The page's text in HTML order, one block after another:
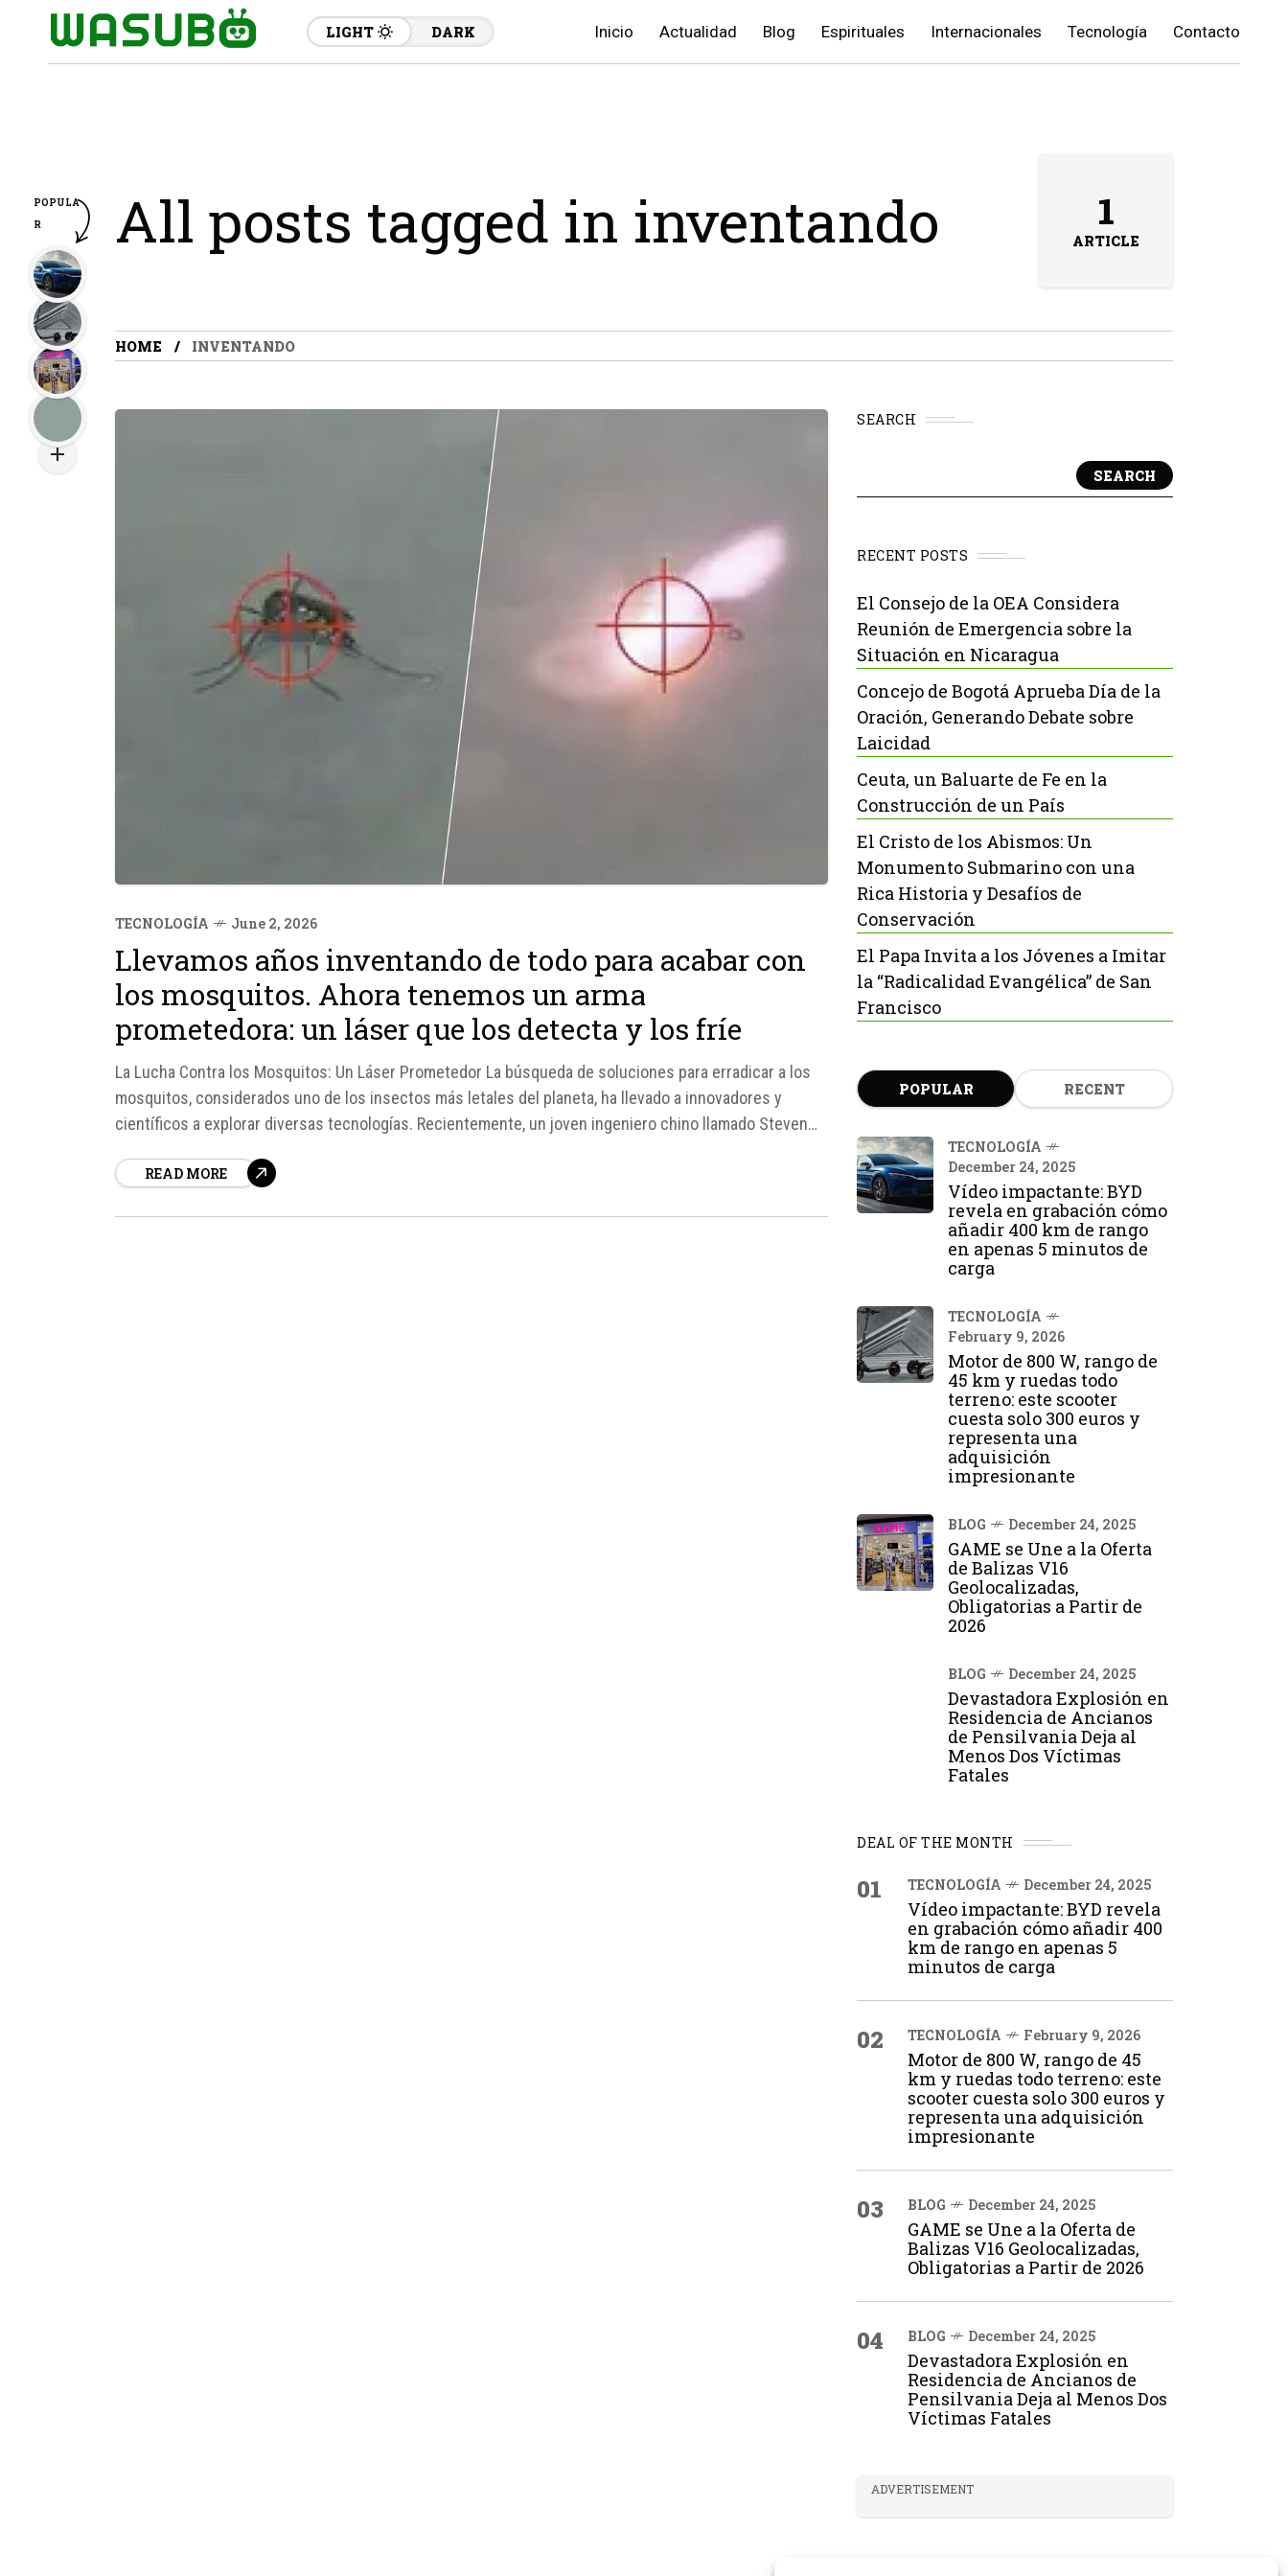
LIGHT DARK Inicio Actualidad Blog Espirituales Internacionales Tecnología Contacto
All posts tagged in inventando 1
ARTICLE
HOME INVENTANDO
TECNOLOGÍA June 2, 2026
Llevamos años inventando de todo para acabar con
los mosquitos. Ahora tenemos un arma
prometedora: un láser que los detecta y los fríe
La Lucha Contra los Mosquitos: Un Láser Prometedor La búsqueda de soluciones para erradicar a los
mosquitos, considerados uno de los insectos más letales del planeta, ha llevado a innovadores y
científicos a explorar diversas tecnologías. Recientemente, un joven ingeniero chino llamado Steven
READ MORE
SEARCH
SEARCH
RECENT POSTS
El Consejo de la OEA Considera
Reunión de Emergencia sobre la
Situación en Nicaragua
Concejo de Bogotá Aprueba Día de la
Oración, Generando Debate sobre
Laicidad
Ceuta, un Baluarte de Fe en la
Construcción de un País
El Cristo de los Abismos: Un
Monumento Submarino con una
Rica Historia y Desafíos de
Conservación
El Papa Invita a los Jóvenes a Imitar
la “Radicalidad Evangélica” de San
Francisco
POPULAR RECENT
TECNOLOGÍA
December 24, 2025
Vídeo impactante: BYD
revela en grabación cómo
añadir 400 km de rango
en apenas 5 minutos de
carga
TECNOLOGÍA
February 9, 2026
Motor de 800 W, rango de
45 km y ruedas todo
terreno: este scooter
cuesta solo 300 euros y
representa una
adquisición
impresionante
BLOG December 24, 2025
GAME se Une a la Oferta
de Balizas V16
Geolocalizadas,
Obligatorias a Partir de
2026
BLOG December 24, 2025
Devastadora Explosión en
Residencia de Ancianos
de Pensilvania Deja al
Menos Dos Víctimas
Fatales
DEAL OF THE MONTH
01 TECNOLOGÍA December 24, 2025
Vídeo impactante: BYD revela
en grabación cómo añadir 400
km de rango en apenas 5
minutos de carga
02 TECNOLOGÍA February 9, 2026
Motor de 800 W, rango de 45
km y ruedas todo terreno: este
scooter cuesta solo 300 euros y
representa una adquisición
impresionante
03 BLOG December 24, 2025
GAME se Une a la Oferta de
Balizas V16 Geolocalizadas,
Obligatorias a Partir de 2026
04 BLOG December 24, 2025
Devastadora Explosión en
Residencia de Ancianos de
Pensilvania Deja al Menos Dos
Víctimas Fatales
ADVERTISEMENT
POPULA
R